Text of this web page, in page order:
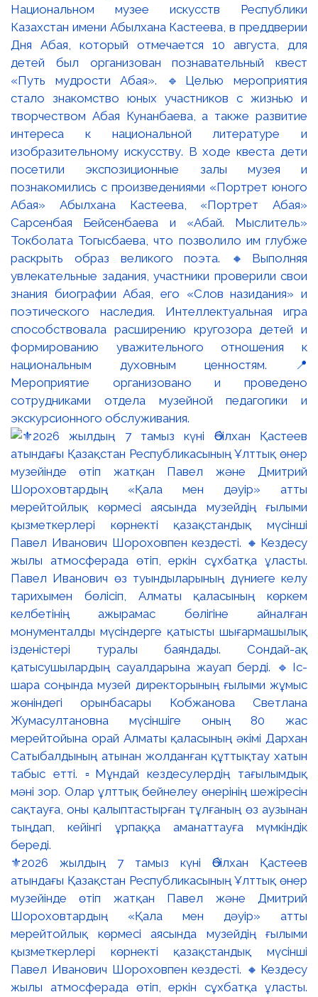
Национальном музее искусств Республики
Казахстан имени Абылхана Кастеева, в преддверии
Дня Абая, который отмечается 10 августа, для
детей был организован познавательный квест
«Путь мудрости Абая». 🔹Целью мероприятия
стало знакомство юных участников с жизнью и
творчеством Абая Кунанбаева, а также развитие
интереса к национальной литературе и
изобразительному искусству. В ходе квеста дети
посетили экспозиционные залы музея и
познакомились с произведениями «Портрет юного
Абая» Абылхана Кастеева, «Портрет Абая»
Сарсенбая Бейсенбаева и «Абай. Мыслитель»
Токболата Тогысбаева, что позволило им глубже
раскрыть образ великого поэта. 🔸Выполняя
увлекательные задания, участники проверили свои
знания биографии Абая, его «Слов назидания» и
поэтического наследия. Интеллектуальная игра
способствовала расширению кругозора детей и
формированию уважительного отношения к
национальным духовным ценностям. 📍
Мероприятие организовано и проведено
сотрудниками отдела музейной педагогики и
экскурсионного обслуживания.
⚜️2026 жылдың 7 тамыз күні Әбілхан Қастеев
атындағы Қазақстан Республикасының Ұлттық өнер
музейінде өтіп жатқан Павел және Дмитрий
Шороховтардың «Қала мен дәуір» атты
мерейтойлық көрмесі аясында музейдің ғылыми
қызметкерлері көрнекті қазақстандық мүсінші
Павел Иванович Шороховпен кездесті. 🔸Кездесу
жылы атмосферада өтіп, еркін сұхбатқа ұласты.